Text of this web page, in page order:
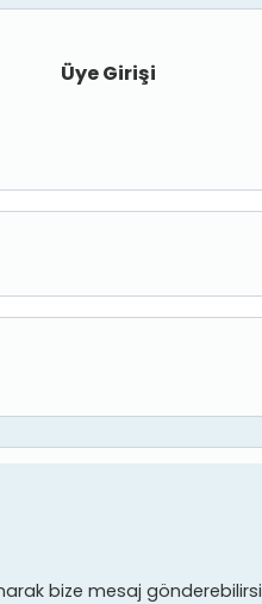
Üye Girişi
bize mesaj